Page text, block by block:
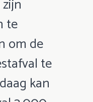
te
om de
te
kan